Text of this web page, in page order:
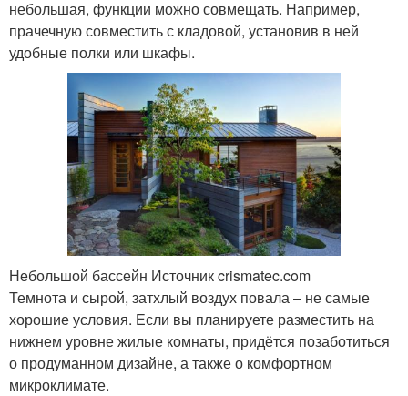
небольшая, функции можно совмещать. Например,
прачечную совместить с кладовой, установив в ней
удобные полки или шкафы.
Небольшой бассейн Источник crismatec.com
Темнота и сырой, затхлый воздух повала – не самые
хорошие условия. Если вы планируете разместить на
нижнем уровне жилые комнаты, придётся позаботиться
о продуманном дизайне, а также о комфортном
микроклимате.